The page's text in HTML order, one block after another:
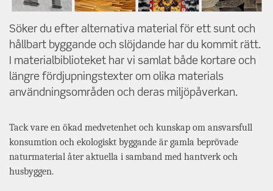
Söker du efter alternativa material för ett sunt och
hållbart byggande och slöjdande har du kommit rätt.
I materialbiblioteket har vi samlat både kortare och
längre fördjupningstexter om olika materials
användningsområden och deras miljöpåverkan.
Tack vare en ökad medvetenhet och kunskap om ansvarsfull
konsumtion och ekologiskt byggande är gamla beprövade
naturmaterial åter aktuella i samband med hantverk och
husbyggen.